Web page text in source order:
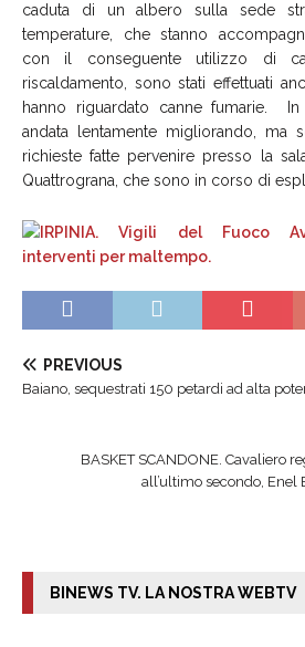
caduta di un albero sulla sede
temperature, che stanno
con il conseguente utilizzo di
riscaldamento, sono stati effettuati
hanno riguardato canne fumarie.
andata lentamente migliorando, ma
richieste fatte pervenire presso la
Quattrograna, che sono in corso di
PREVIOUS
Baiano, sequestrati 150 petardi ad alta
BASKET SCANDONE. Cavaliero
all’ultimo secondo,
BINEWS TV. LA NOSTRA WEBTV